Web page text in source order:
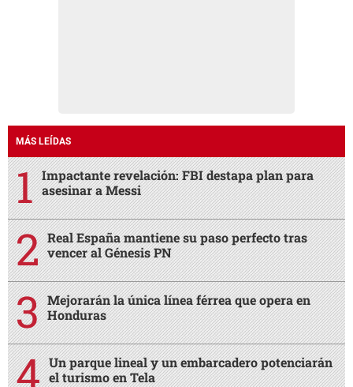
MÁS LEÍDAS
Impactante revelación: FBI destapa plan para
asesinar a Messi
Real España mantiene su paso perfecto tras
vencer al Génesis PN
Mejorarán la única línea férrea que opera en
Honduras
Un parque lineal y un embarcadero potenciarán
el turismo en Tela